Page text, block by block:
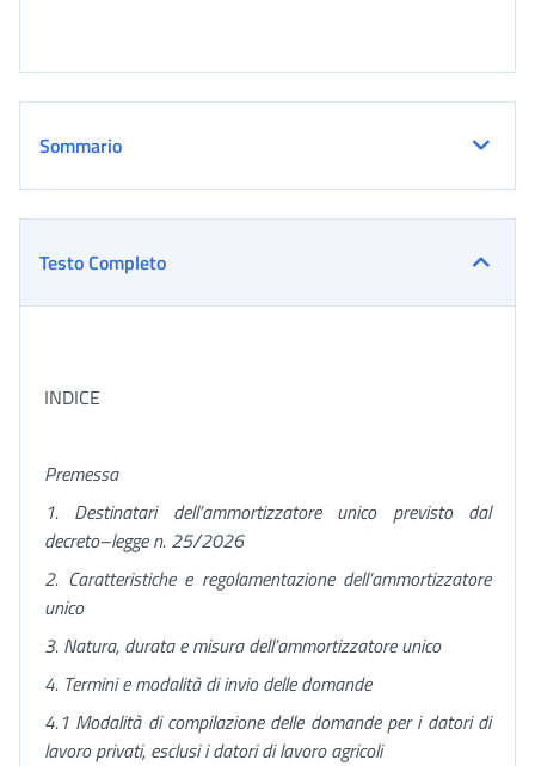
Sommario
Testo Completo
INDICE
Premessa
1. Destinatari dell’ammortizzatore unico previsto dal
decreto–legge n. 25/2026
2. Caratteristiche e regolamentazione dell’ammortizzatore
unico
3. Natura, durata e misura dell’ammortizzatore unico
4. Termini e modalità di invio delle domande
4.1 Modalità di compilazione delle domande per i datori di
lavoro privati, esclusi i datori di lavoro agricoli